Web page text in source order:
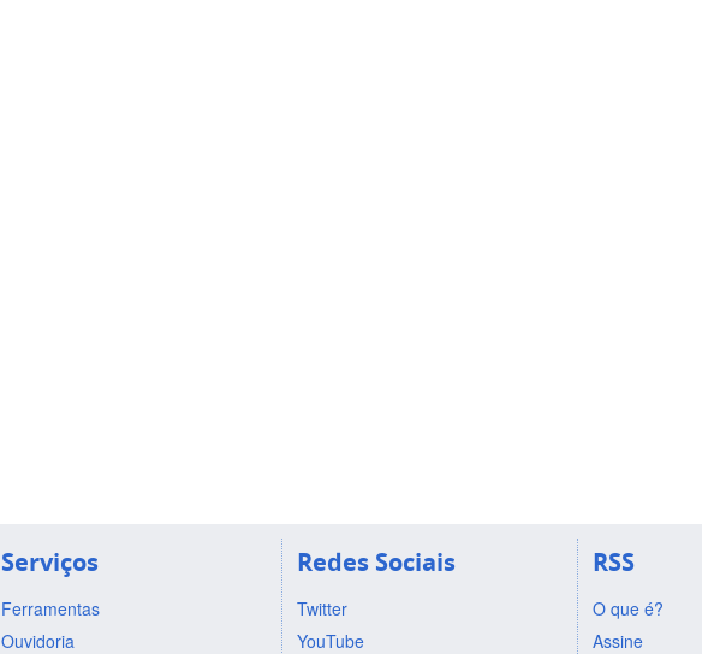
Serviços
Ferramentas
Ouvidoria
Redes Sociais
Twitter
YouTube
RSS
O que é?
Assine